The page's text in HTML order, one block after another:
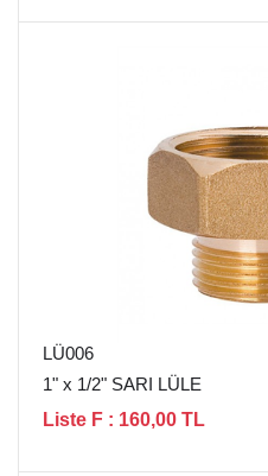
LÜ006
1" x 1/2" SARI LÜLE
Liste F : 160,00 TL